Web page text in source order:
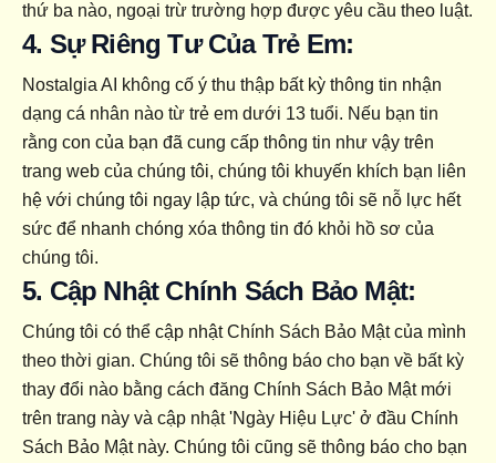
thứ ba nào, ngoại trừ trường hợp được yêu cầu theo luật.
4. Sự Riêng Tư Của Trẻ Em:
Nostalgia AI không cố ý thu thập bất kỳ thông tin nhận
dạng cá nhân nào từ trẻ em dưới 13 tuổi. Nếu bạn tin
rằng con của bạn đã cung cấp thông tin như vậy trên
trang web của chúng tôi, chúng tôi khuyến khích bạn liên
hệ với chúng tôi ngay lập tức, và chúng tôi sẽ nỗ lực hết
sức để nhanh chóng xóa thông tin đó khỏi hồ sơ của
chúng tôi.
5. Cập Nhật Chính Sách Bảo Mật:
Chúng tôi có thể cập nhật Chính Sách Bảo Mật của mình
theo thời gian. Chúng tôi sẽ thông báo cho bạn về bất kỳ
thay đổi nào bằng cách đăng Chính Sách Bảo Mật mới
trên trang này và cập nhật 'Ngày Hiệu Lực' ở đầu Chính
Sách Bảo Mật này. Chúng tôi cũng sẽ thông báo cho bạn